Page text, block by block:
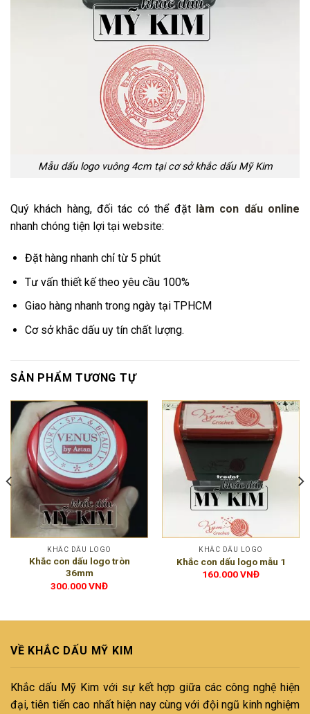
Mẫu dấu logo vuông 4cm tại cơ sở khắc dấu Mỹ Kim
Quý khách hàng, đối tác có thể đặt
làm con dấu online
nhanh chóng tiện lợi tại website:
Đặt hàng nhanh chỉ từ 5 phút
Tư vấn thiết kế theo yêu cầu 100%
Giao hàng nhanh trong ngày tại TPHCM
Cơ sở khắc dấu uy tín chất lượng.
SẢN PHẨM TƯƠNG TỰ
KHẮC DẤU LOGO
Khắc con dấu logo tròn
36mm
300.000VNĐ
KHẮC DẤU LOGO
Khắc con dấu logo mẫu 1
160.000VNĐ
VỀ KHẮC DẤU MỸ KIM
Khắc dấu Mỹ Kim với sự kết hợp giữa các công nghệ hiện
đại, tiên tiến cao nhất hiện nay cùng với đội ngũ kinh nghiệm